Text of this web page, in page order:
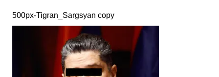
500px-Tigran_Sargsyan copy